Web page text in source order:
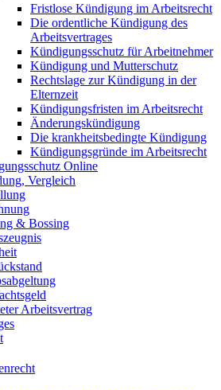
Fristlose Kündigung im Arbeitsrecht
Die ordentliche Kündigung des
Arbeitsvertrages
Kündigungsschutz für Arbeitnehmer
Kündigung und Mutterschutz
Rechtslage zur Kündigung in der
Elternzeit
Kündigungsfristen im Arbeitsrecht
Änderungskündigung
Die krankheitsbedingte Kündigung
Kündigungsgründe im Arbeitsrecht
Online
Vergleich
& Bossing
Arbeitsvertrag